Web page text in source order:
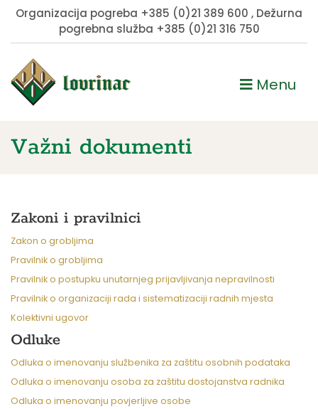
Organizacija pogreba +385 (0)21 389 600 , Dežurna
pogrebna služba +385 (0)21 316 750
Menu
Važni dokumenti
Zakoni i pravilnici
Zakon o grobljima
Pravilnik o grobljima
Pravilnik o postupku unutarnjeg prijavljivanja nepravilnosti
Pravilnik o organizaciji rada i sistematizaciji radnih mjesta
Kolektivni ugovor
Odluke
Odluka o imenovanju službenika za zaštitu osobnih podataka
Odluka o imenovanju osoba za zaštitu dostojanstva radnika
Odluka o imenovanju povjerljive osobe